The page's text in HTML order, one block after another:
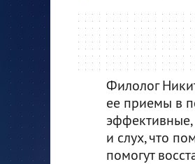
Филолог
ее приемы в
эффективные,
и слух, что
помогут